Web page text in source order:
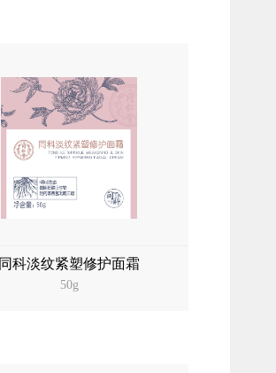
同科淡纹紧塑修护面霜
50g